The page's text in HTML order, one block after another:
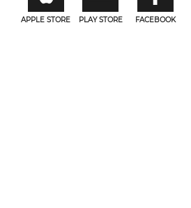
APPLE STORE PLAY STORE FACEBOOK